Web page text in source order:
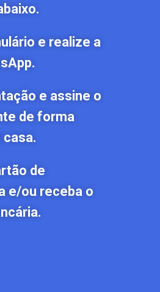
e realize a
e assine o
de forma
de
e/ou receba o